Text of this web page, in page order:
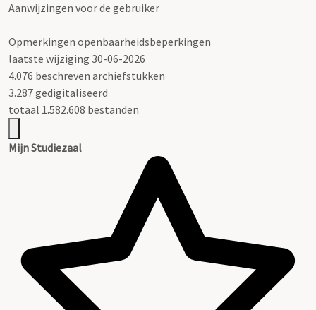
Aanwijzingen voor de gebruiker
Opmerkingen openbaarheidsbeperkingen
laatste wijziging 30-06-2026
4.076 beschreven archiefstukken
3.287 gedigitaliseerd
totaal 1.582.608 bestanden
Mijn Studiezaal